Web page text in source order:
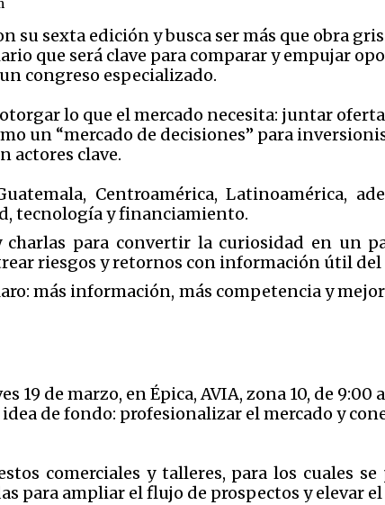
su sexta edición y busca ser más que obra
que será clave para comparar y empujar
congreso especializado.
lo que el mercado necesita: juntar
un “mercado de decisiones” para
actores clave.
Centroamérica, Latinoamérica,
tecnología y financiamiento.
para convertir la curiosidad en un
riesgos y retornos con información útil del
más información, más competencia y
19 de marzo, en Épica, AVIA, zona 10, de
de fondo: profesionalizar el mercado y
comerciales y talleres, para los cuales
para ampliar el flujo de prospectos y elevar